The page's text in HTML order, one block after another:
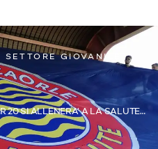
SETTORE GIOVANILE
20 SI ALLENERA’ A LA SALUTE…